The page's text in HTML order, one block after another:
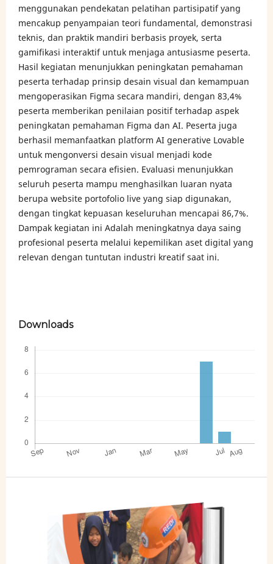
menggunakan pendekatan pelatihan partisipatif yang
mencakup penyampaian teori fundamental, demonstrasi
teknis, dan praktik mandiri berbasis proyek, serta
gamifikasi interaktif untuk menjaga antusiasme peserta.
Hasil kegiatan menunjukkan peningkatan pemahaman
peserta terhadap prinsip desain visual dan kemampuan
mengoperasikan Figma secara mandiri, dengan 83,4%
peserta memberikan penilaian positif terhadap aspek
peningkatan pemahaman Figma dan AI. Peserta juga
berhasil memanfaatkan platform AI generative Lovable
untuk mengonversi desain visual menjadi kode
pemrograman secara efisien. Evaluasi menunjukkan
seluruh peserta mampu menghasilkan luaran nyata
berupa website portofolio live yang siap digunakan,
dengan tingkat kepuasan keseluruhan mencapai 86,7%.
Dampak kegiatan ini Adalah meningkatnya daya saing
profesional peserta melalui kepemilikan aset digital yang
relevan dengan tuntutan industri kreatif saat ini.
Downloads